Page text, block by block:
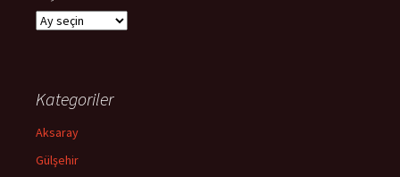
Arşivler
Kategoriler
Aksaray
Gülşehir